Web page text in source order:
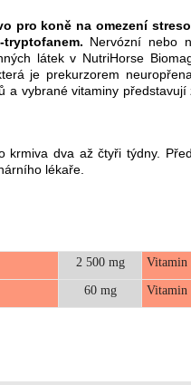
pro koně na omezení
tryptofanem. Nervózní nebo
látek v NutriHorse
je prekurzorem
vybrané vitaminy představují
krmiva dva až čtyři týdny.
lékaře.
2 500 mg Vitamin
60 mg Vitamin